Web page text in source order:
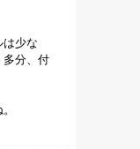
は少な
多分、付